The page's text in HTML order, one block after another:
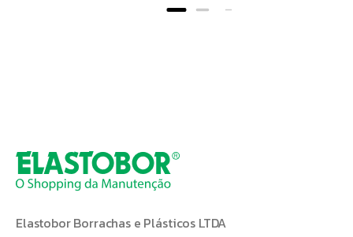
Elastobor Borrachas e Plásticos LTDA